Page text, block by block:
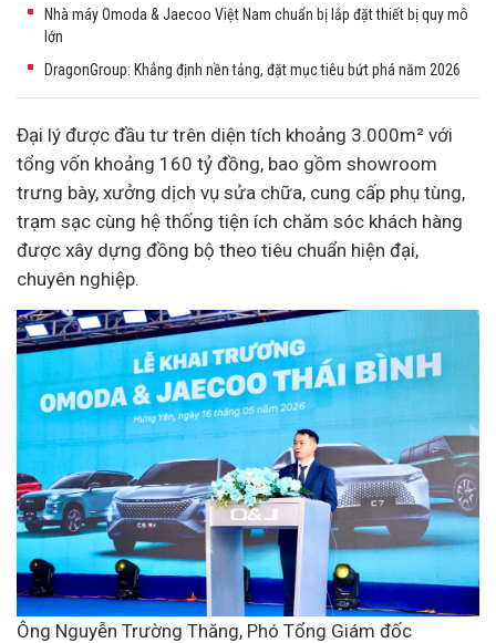
Nhà máy Omoda & Jaecoo Việt Nam chuẩn bị lắp đặt thiết bị quy mô
lớn
DragonGroup: Khẳng định nền tảng, đặt mục tiêu bứt phá năm 2026
Đại lý được đầu tư trên diện tích khoảng 3.000m² với
tổng vốn khoảng 160 tỷ đồng, bao gồm showroom
trưng bày, xưởng dịch vụ sửa chữa, cung cấp phụ tùng,
trạm sạc cùng hệ thống tiện ích chăm sóc khách hàng
được xây dựng đồng bộ theo tiêu chuẩn hiện đại,
chuyên nghiệp.
Ông Nguyễn Trường Thăng, Phó Tổng Giám đốc